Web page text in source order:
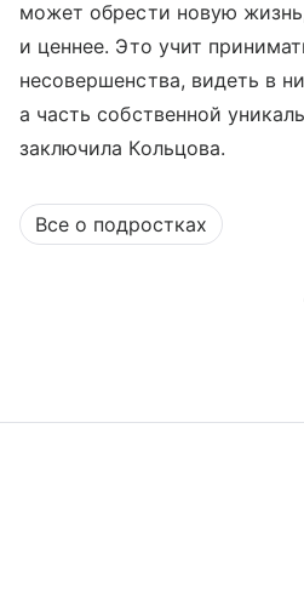
может обрести новую
и ценнее. Это учит
несовершенства, видеть в
а часть собственной
заключила Кольцова.
Все о подростках